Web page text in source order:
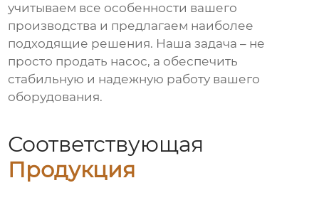
учитываем все особенности вашего
производства и предлагаем наиболее
подходящие решения. Наша задача – не
просто продать насос, а обеспечить
стабильную и надежную работу вашего
оборудования.
Соответствующая
Продукция